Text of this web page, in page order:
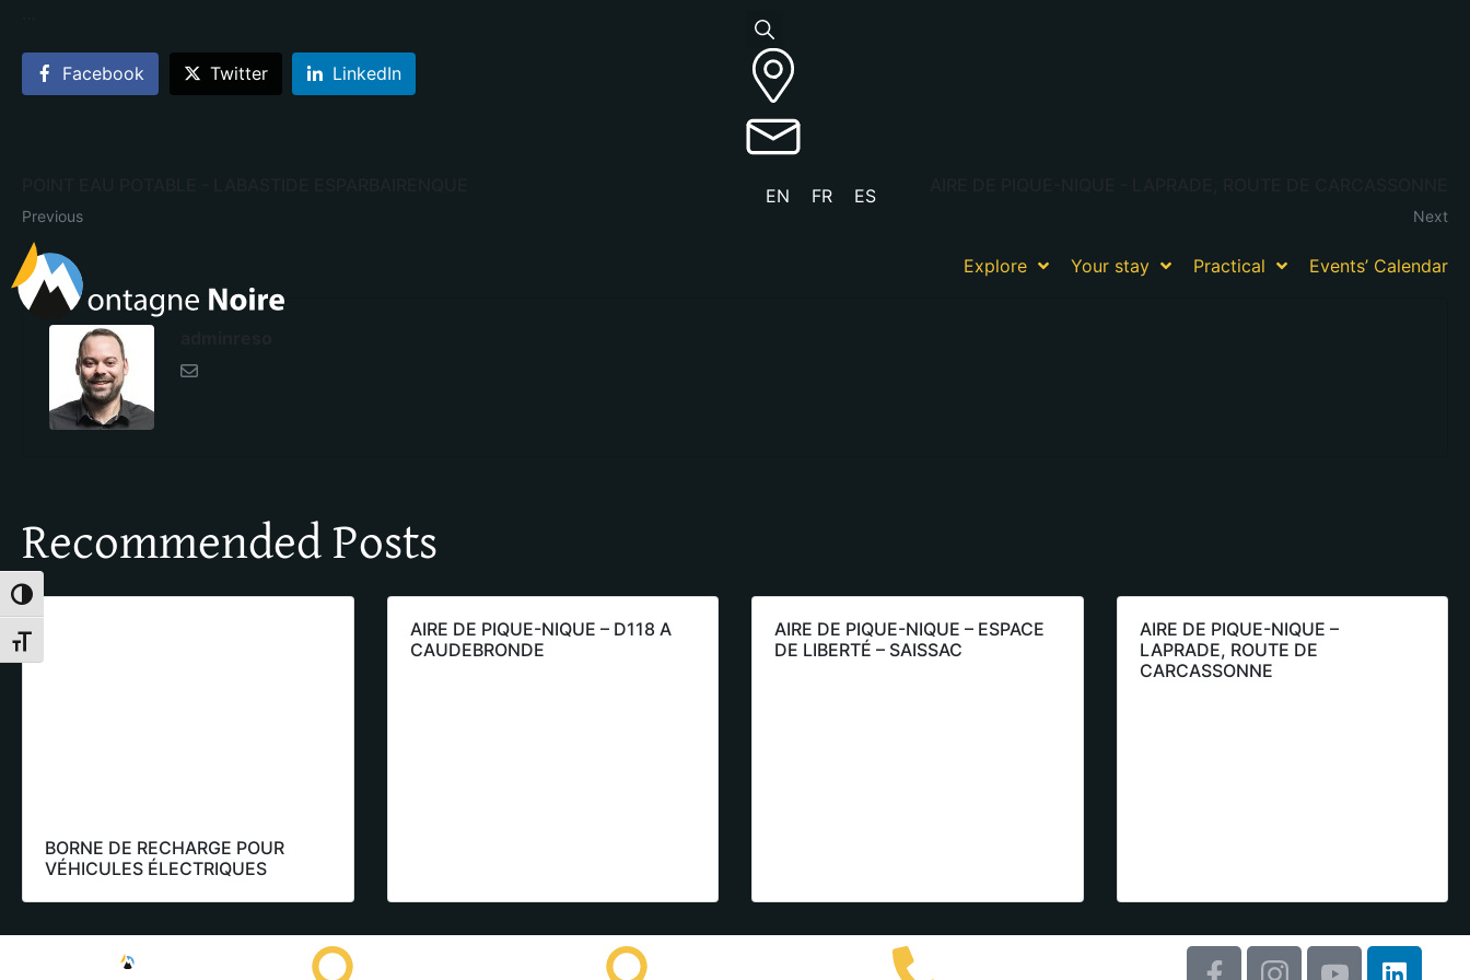
Toggle High Contrast
Toggle Font size
EN FR ES
Explore Your stay Practical Events’ Calendar
Facebook Twitter LinkedIn
Previous Next
Recommended Posts
BORNE DE RECHARGE POUR
VÉHICULES ÉLECTRIQUES
AIRE DE PIQUE-NIQUE – D118 A
CAUDEBRONDE
AIRE DE PIQUE-NIQUE – ESPACE
DE LIBERTÉ – SAISSAC
AIRE DE PIQUE-NIQUE –
LAPRADE, ROUTE DE
CARCASSONNE